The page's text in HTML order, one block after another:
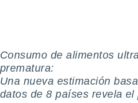
des
pour
Consumo de alimentos
prematura:
Una nueva estimación
datos de 8 países revela